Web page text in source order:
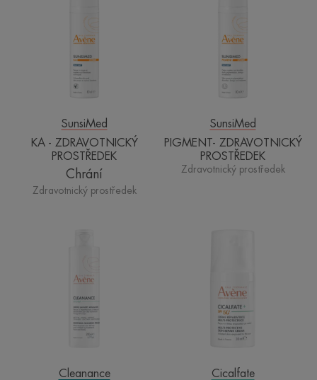
SunsiMed
KA - ZDRAVOTNICKÝ
PROSTŘEDEK
Chrání
Zdravotnický prostředek
SunsiMed
PIGMENT- ZDRAVOTNICKÝ
PROSTŘEDEK
Zdravotnický prostředek
krém
Cleanance
SPF
50+
Cicalfate